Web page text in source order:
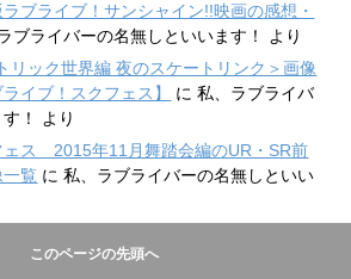
ラブライブ！サンシャイン!!映画の感想・
ブライバーの名無しといいます！
より
リック世界編 夜のスケートリンク＞画像
イブ！スクフェス】
に私、ラブライバ
！
より
ェス 2015年11月舞踏会編のUR・SR前
覧 に私、ラブライバーの名無しといい
ラブライバーの名無しといいます！
このページの先頭へ